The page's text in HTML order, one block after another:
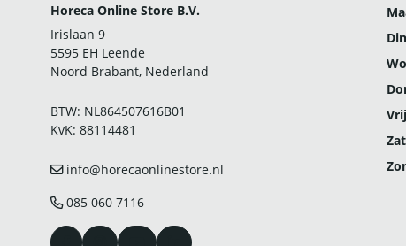
Horeca Online Store B.V.
Irislaan 9
5595 EH Leende
Noord Brabant, Nederland
BTW: NL864507616B01
KvK: 88114481
info@horecaonlinestore.nl
085 060 7116